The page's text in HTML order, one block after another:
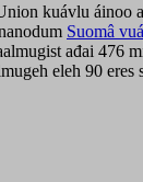
kuávlu áinoo
Suomâ
ađai 476
eleh 90 eres